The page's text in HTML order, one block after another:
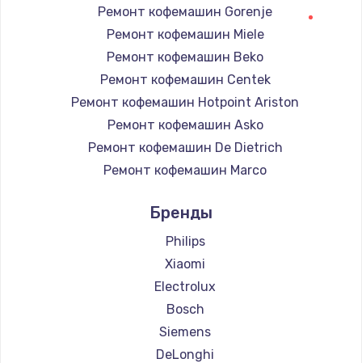
Ремонт кофемашин Gorenje
Ремонт кофемашин Miele
Ремонт кофемашин Beko
Ремонт кофемашин Centek
Ремонт кофемашин Hotpoint Ariston
Ремонт кофемашин Asko
Ремонт кофемашин De Dietrich
Ремонт кофемашин Marco
Ремонт кофемашин Jura
Ремонт кофемашин Olympia
Ремонт кофемашин Saeco
Ремонт кофемашин La Cimbali
Ремонт кофемашин WMF
Ремонт кофемашин Yamaguchi
Ремонт кофемашин Nivona
Бренды
Philips
Xiaomi
Electrolux
Bosch
Siemens
DeLonghi